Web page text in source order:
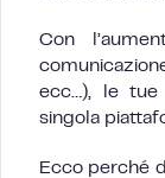
Con
ecc…), le tue
singola
Ecco perché